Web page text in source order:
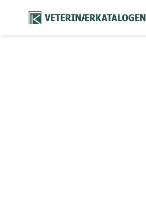
VETERINÆRKATALOGEN